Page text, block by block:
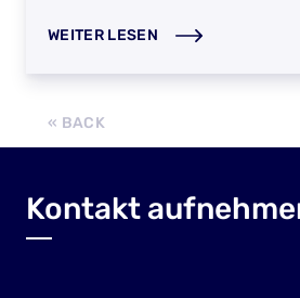
WEITER LESEN
Kontakt